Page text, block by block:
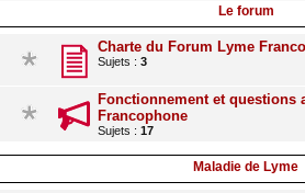
Le forum
Charte du Forum Lyme
Sujets : 3
Fonctionnement et questions
Francophone
Sujets : 17
Maladie de Lyme